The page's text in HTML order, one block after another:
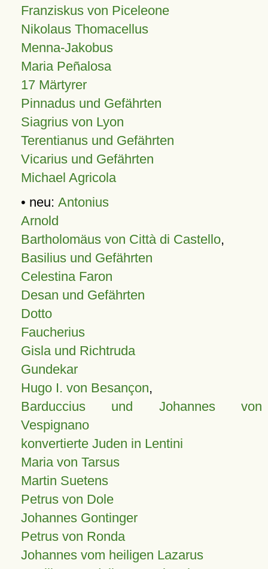
Franziskus von Piceleone
Nikolaus Thomacellus
Menna-Jakobus
Maria Peñalosa
17 Märtyrer
Pinnadus und Gefährten
Siagrius von Lyon
Terentianus und Gefährten
Vicarius und Gefährten
Michael Agricola
• neu: Antonius
Arnold
Bartholomäus von Città di Castello,
Basilius und Gefährten
Celestina Faron
Desan und Gefährten
Dotto
Faucherius
Gisla und Richtruda
Gundekar
Hugo I. von Besançon,
Barduccius und Johannes von
Vespignano
konvertierte Juden in Lentini
Maria von Tarsus
Martin Suetens
Petrus von Dole
Johannes Gontinger
Petrus von Ronda
Johannes vom heiligen Lazarus